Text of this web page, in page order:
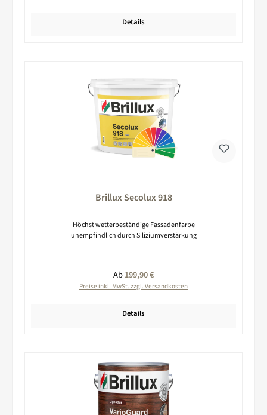
Details
Brillux Secolux 918
Höchst wetterbeständige Fassadenfarbe
unempfindlich durch Siliziumverstärkung
Regulärer Preis:
Ab199,90 €
Preise inkl. MwSt. zzgl. Versandkosten
Details